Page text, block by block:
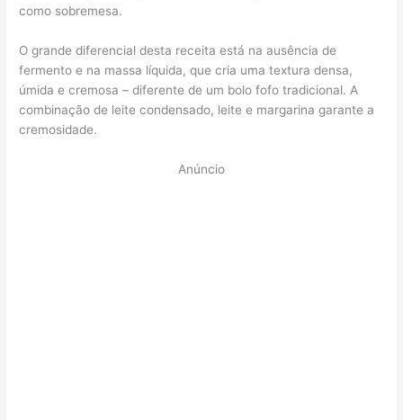
como sobremesa.
O grande diferencial desta receita está na ausência de
fermento e na massa líquida, que cria uma textura densa,
úmida e cremosa – diferente de um bolo fofo tradicional. A
combinação de leite condensado, leite e margarina garante a
cremosidade.
Anúncio